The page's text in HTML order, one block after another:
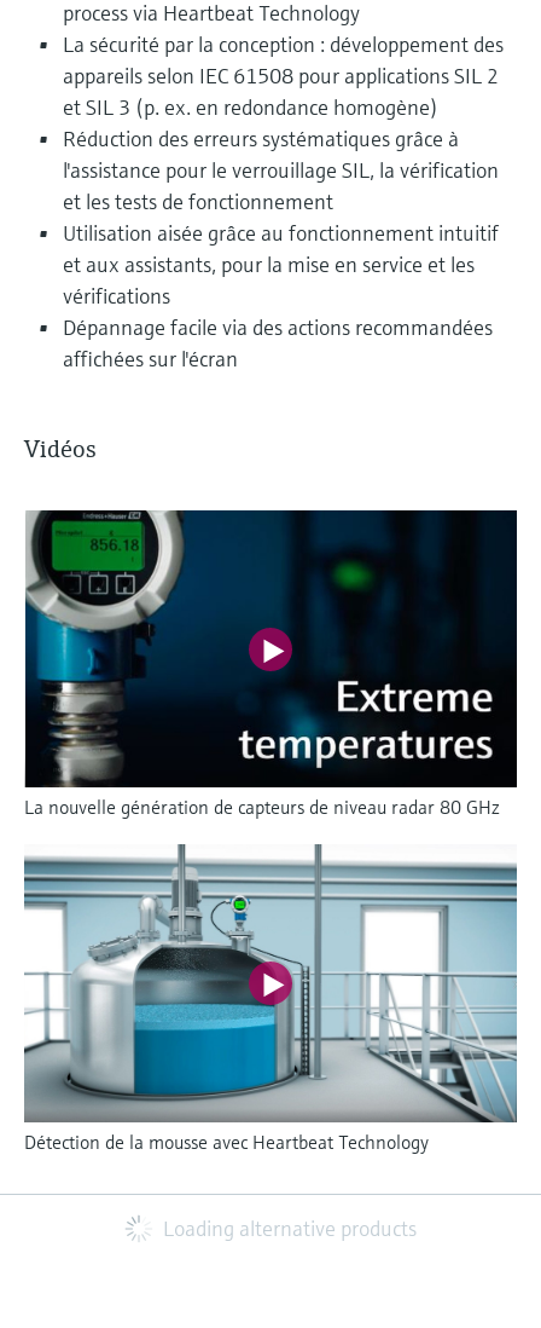
process via Heartbeat Technology
La sécurité par la conception : développement des
appareils selon IEC 61508 pour applications SIL 2
et SIL 3 (p. ex. en redondance homogène)
Réduction des erreurs systématiques grâce à
l'assistance pour le verrouillage SIL, la vérification
et les tests de fonctionnement
Utilisation aisée grâce au fonctionnement intuitif
et aux assistants, pour la mise en service et les
vérifications
Dépannage facile via des actions recommandées
affichées sur l'écran
Vidéos
La nouvelle génération de capteurs de niveau radar 80 GHz
Détection de la mousse avec Heartbeat Technology
Loading alternative products